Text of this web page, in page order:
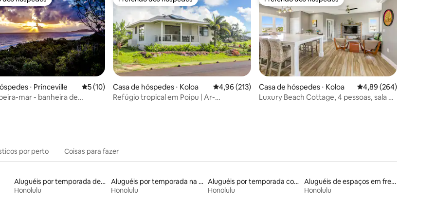
de 5, 165 avaliações
dos hóspedes
⋅ Princeville 5 de uma avaliação média de 5, 10 avaliações
5 (10)
mar - banheira de
Preferido dos hóspedes
Casa de hóspedes ⋅ Koloa 4,96 de uma avaliação média de 5, 213 avaliações
4,96 (213)
Refúgio tropical em Poipu | Ar-
Preferido dos hóspedes
Casa de hóspedes ⋅ Koloa 4,89 de uma avaliação
4,89 (264)
Luxury Beach Cottage, 4 pessoas, sala de
por perto Coisas para fazer
Aluguéis por temporada de acomodações de luxo
Honolulu
Aluguéis por temporada na orla
Honolulu
Aluguéis por temporada com acesso ao lago
Honolulu
Aluguéis de espaços em frente à praia
Honolulu